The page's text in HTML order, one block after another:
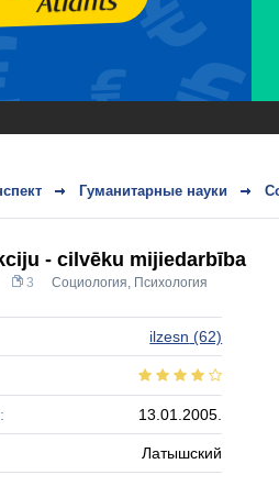
Гуманитарные науки
- cilvēku mijiedarbība
3 Социология, Психология
ilzesn (62)
13.01.2005.
Латышский